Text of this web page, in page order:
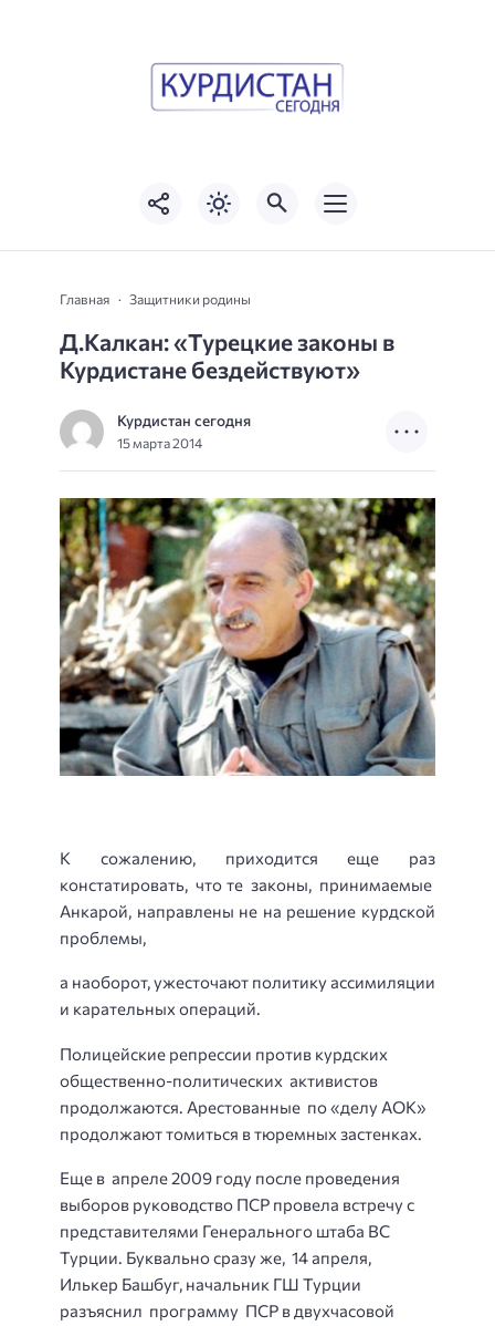
Главная Защитники родины
Д.Калкан: «Турецкие законы в
Курдистане бездействуют»
Курдистан сегодня
15 марта 2014
К сожалению, приходится еще раз
констатировать, что те законы, принимаемые
Анкарой, направлены не на решение курдской
проблемы,
а наоборот, ужесточают политику ассимиляции
и карательных операций.
Полицейские репрессии против курдских
общественно-политических активистов
продолжаются. Арестованные по «делу АОК»
продолжают томиться в тюремных застенках.
Еще в апреле 2009 году после проведения
выборов руководство ПСР провела встречу с
представителями Генерального штаба ВС
Турции. Буквально сразу же, 14 апреля,
Илькер Башбуг, начальник ГШ Турции
разъяснил программу ПСР в двухчасовой